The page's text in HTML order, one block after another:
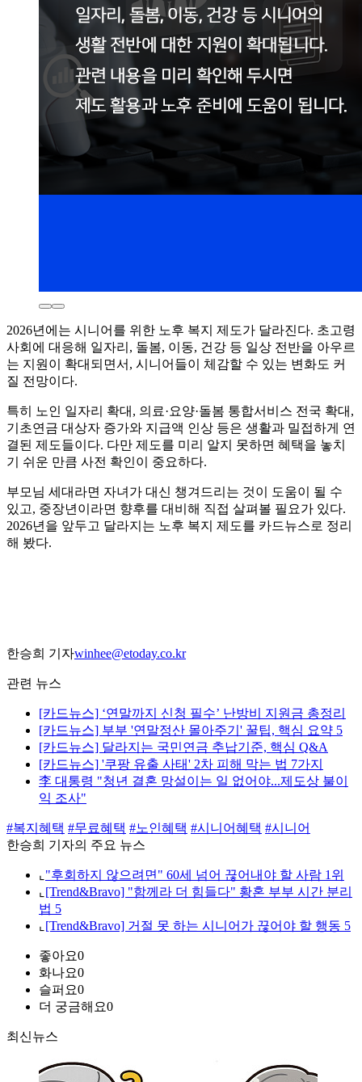
2026년에는 시니어를 위한 노후 복지 제도가 달라진다. 초고령
사회에 대응해 일자리, 돌봄, 이동, 건강 등 일상 전반을 아우르
는 지원이 확대되면서, 시니어들이 체감할 수 있는 변화도 커
질 전망이다.
특히 노인 일자리 확대, 의료·요양·돌봄 통합서비스 전국 확대,
기초연금 대상자 증가와 지급액 인상 등은 생활과 밀접하게 연
결된 제도들이다. 다만 제도를 미리 알지 못하면 혜택을 놓치
기 쉬운 만큼 사전 확인이 중요하다.
부모님 세대라면 자녀가 대신 챙겨드리는 것이 도움이 될 수
있고, 중장년이라면 향후를 대비해 직접 살펴볼 필요가 있다.
2026년을 앞두고 달라지는 노후 복지 제도를 카드뉴스로 정리
해 봤다.
한승희 기자winhee@etoday.co.kr
관련 뉴스
[카드뉴스] ‘연말까지 신청 필수’ 난방비 지원금 총정리
[카드뉴스] 부부 '연말정산 몰아주기' 꿀팁, 핵심 요약 5
[카드뉴스] 달라지는 국민연금 추납기준, 핵심 Q&A
[카드뉴스] '쿠팡 유출 사태' 2차 피해 막는 법 7가지
李 대통령 "청년 결혼 망설이는 일 없어야...제도상 불이
익 조사"
#복지혜택 #무료혜택 #노인혜택 #시니어혜택 #시니어
한승희 기자의 주요 뉴스
⌞ "후회하지 않으려면" 60세 넘어 끊어내야 할 사람 1위
⌞ [Trend&Bravo] "함께라 더 힘들다" 황혼 부부 시간 분리
법 5
⌞ [Trend&Bravo] 거절 못 하는 시니어가 끊어야 할 행동 5
좋아요0
화나요0
슬퍼요0
더 궁금해요0
최신뉴스